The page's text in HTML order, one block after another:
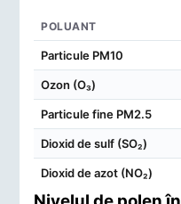
POLUANT
Particule PM10
Ozon (O₃)
Particule fine PM2.5
Dioxid de sulf (SO₂)
Dioxid de azot (NO₂)